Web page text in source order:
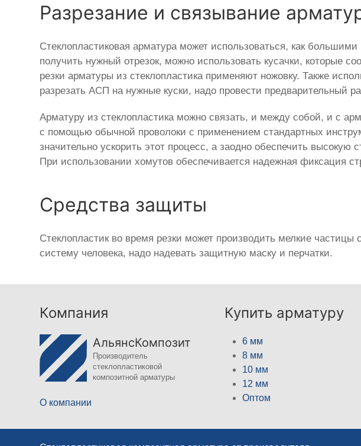
Разрезание и связывание
Стеклопластиковая арматура может использоваться, как
получить нужный отрезок, можно использовать кусачки, которые
резки арматуры из стеклопластика применяют ножовку. Также
разрезать АСП на нужные куски, надо провести предварительный
Арматуру из стеклопластика можно связать, и между собой, и с
с помощью обычной проволоки с применением стандартных
значительно ускорить этот процесс, а заодно обеспечить
При использовании хомутов обеспечивается надежная фиксация
Средства защиты
Стеклопластик во время резки может производить мелкие
систему человека, надо надевать защитную маску и перчатки.
Компания
АльянсКомпозит
Производитель
стеклопластиковой
композитной арматуры
О компании
Купить арматуру
6 мм
8 мм
10 мм
12 мм
Оптом